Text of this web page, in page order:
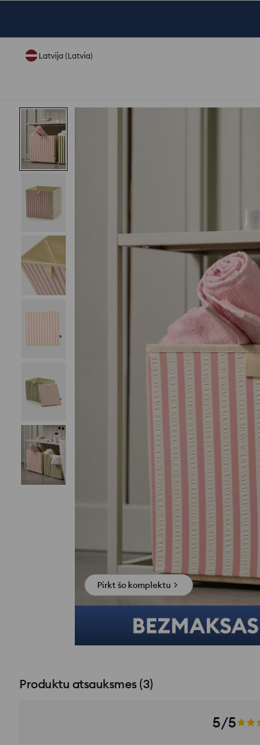
Latvija (Latvia)
Pirkt šo komplektu
Produktu atsauksmes(3)
5/5